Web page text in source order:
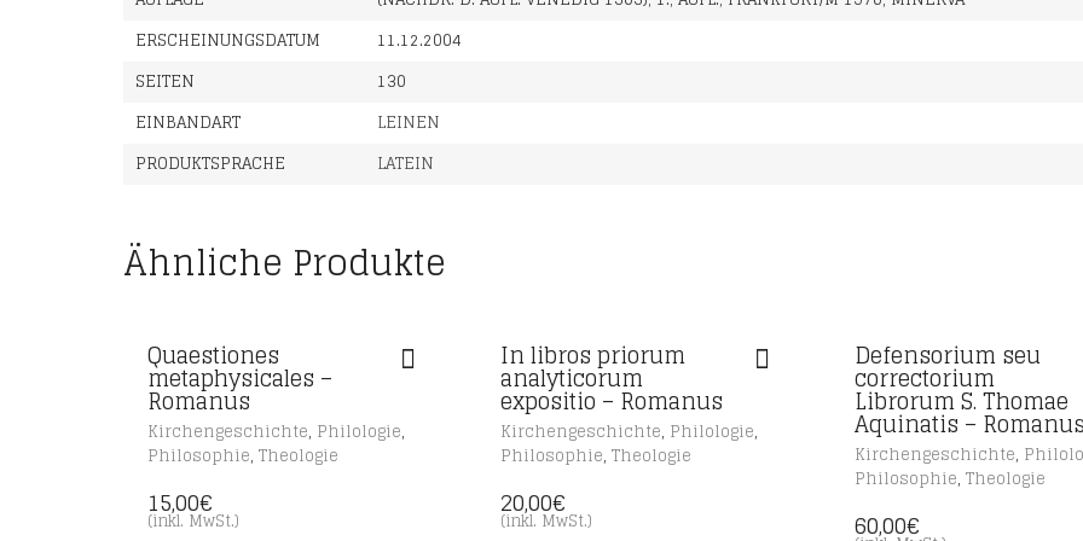
ERSCHEINUNGSDATUM
11.12.2004
SEITEN
130
EINBANDART
LEINEN
PRODUKTSPRACHE
LATEIN
Ähnliche Produkte
Quaestiones
metaphysicales –
Romanus
Kirchengeschichte, Philologie,
Philosophie, Theologie
15,00€
(inkl. MwSt.)
In libros priorum
analyticorum
expositio – Romanus
Kirchengeschichte, Philologie,
Philosophie,Theologie
20,00€
(inkl. MwSt.)
Defensorium seu
correctorium
Librorum S. Thomae
Aquinatis – Romanus
Kirchengeschichte,
Philosophie, Theologie
60,00€